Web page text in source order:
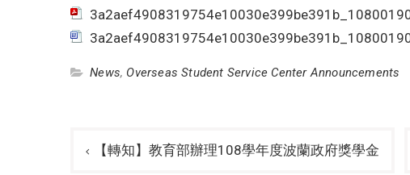
News, Overseas Student Service Center Announcements
Post【轉知】教育部辦理108學年度波蘭政府獎學金